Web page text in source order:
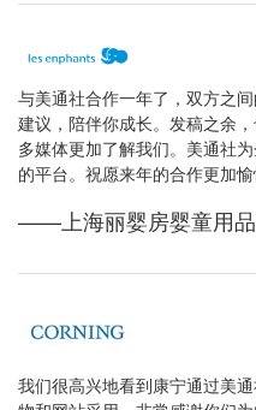
与美通社合作一年了，双方之
建议，陪伴你成长。发稿之余
多媒体更加了解我们。美通社
的平台。祝愿来年的合作更加愉
——上海丽婴房婴童用品
我们很高兴地看到康宁通过美